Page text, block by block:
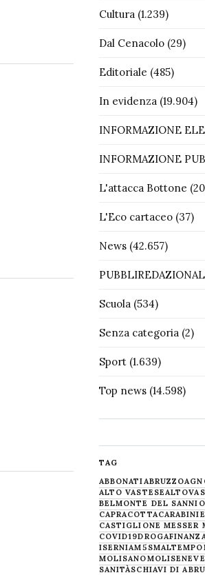
Cultura(1.239)
Dal Cenacolo(29)
Editoriale (485)
In evidenza(19.904)
INFORMAZIONE
INFORMAZIONE
L'attacca Bottone
L'Eco cartaceo(37)
News(42.657)
Scuola(534)
Senza categoria(2)
Sport(1.639)
Top news(14.598)
TAG
ABBONATIABRUZZO
ALTO VASTESE
BELMONTE DEL SANNIO
CAPRACOTTA
CASTIGLIONE MESSER
COVID19DROGA
ISERNIAM5SMALTEMPO
MOLISANOMOLISENEVE
SANITÀSCHIAVI DI